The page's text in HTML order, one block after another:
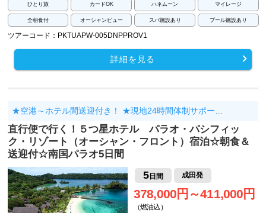
ひとり旅 カードOK ハネムーン マイレージ
全朝食付 オーシャンビュー スパ施設あり プール施設あり
ツアーコード：PKTUAPW-005DNPPROV1
詳細を見る
★空港～ホテル間送迎付き！ ★現地24時間体制サポー…
直行便で行く！５つ星ホテル パラオ・パシフィッ
ク・リゾート（オーシャン・フロント）宿泊☆朝食＆
送迎付☆南国パラオ5日間
5日間 成田発
378,000円～411,000円
（燃油込）